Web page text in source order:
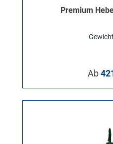
Premium
Ab